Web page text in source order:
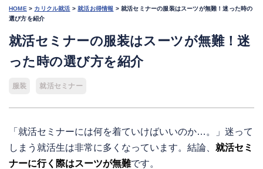
HOME > カリクル就活 >就活お得情報 >就活セミナーの服装はスーツが無難！迷った時の
選び方を紹介
就活セミナーの服装はスーツが無難！迷
った時の選び方を紹介
服装 就活セミナー
「就活セミナーには何を着ていけばいいのか…。」迷って
しまう就活生は非常に多くなっています。結論、 就活セミ
ナーに行く際はスーツが無難です。